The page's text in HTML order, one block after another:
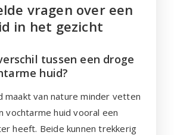
vragen over een
in het gezicht
tussen een droge
huid?
maakt van nature minder vetten
vochtarme huid vooral een
heeft. Beide kunnen trekkerig